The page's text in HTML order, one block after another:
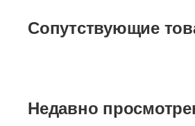
Сопутствующие
Недавно